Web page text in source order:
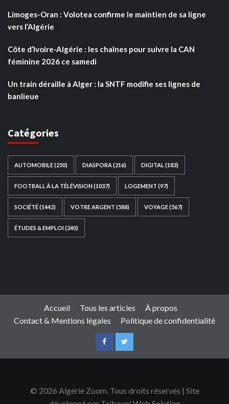
Limoges-Oran : Volotea confirme le maintien de sa ligne
vers l’Algérie
Côte d’Ivoire-Algérie : les chaînes pour suivre la CAN
féminine 2026 ce samedi
Un train déraille à Alger : la SNTF modifie ses lignes de
banlieue
Catégories
AUTOMOBILE(250) DIASPORA (216) DIGITAL (183)
FOOTBALL À LA TÉLÉVISION(1037) LOGEMENT (97)
SOCIÉTÉ(1442) VOTRE ARGENT (588) VOYAGE(567)
ÉTUDES & EMPLOI(240)
Accueil Tous les articles
À propos
Contact & Mentions légales
Politique de confidentialité
© 2026 Algérie Zoom. Tous droits réservés | Site